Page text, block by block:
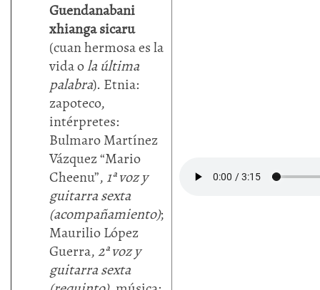
Guendanabani
xhianga sicaru
(cuan hermosa es la
vida ola última
palabra). Etnia:
zapoteco,
intérpretes:
Bulmaro Martínez
Vázquez “Mario
Cheenu”, 1ª voz y
guitarra sexta
(acompañamiento);
Maurilio López
Guerra,2ª voz y
guitarra sexta